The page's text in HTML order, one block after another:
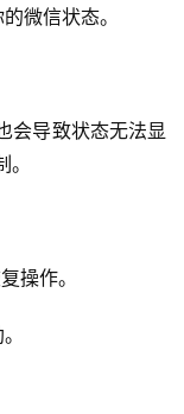
微信状态。
会导致状态无法显
操作。